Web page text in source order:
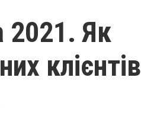
2021. Як
клієнтів